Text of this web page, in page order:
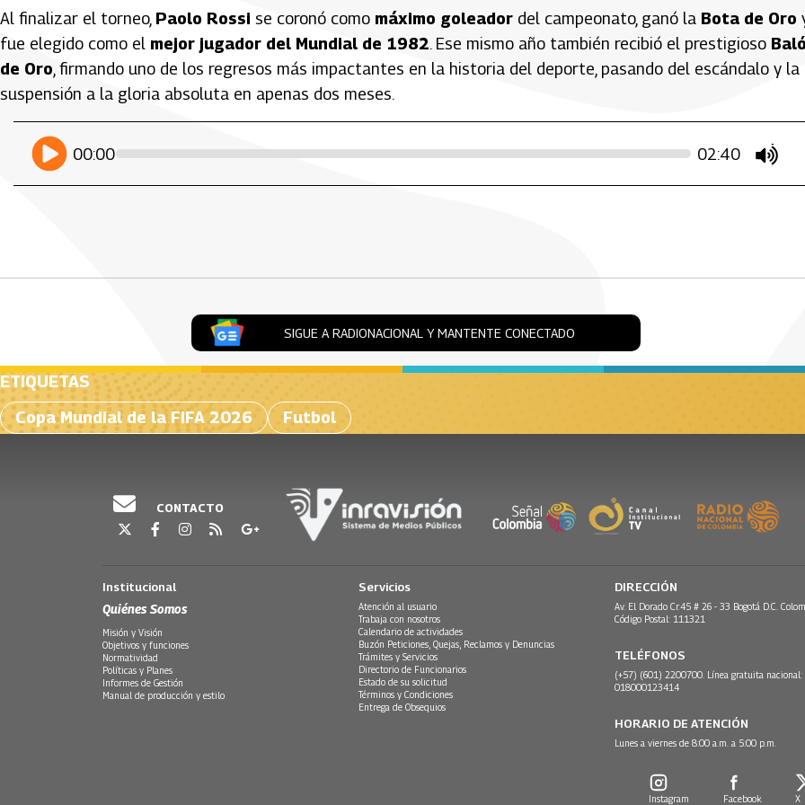
Al finalizar el torneo, Paolo Rossi se coronó como máximo goleador del campeonato, ganó la Bota de Oro
fue elegido como el mejor jugador del Mundial de 1982. Ese mismo año también recibió el prestigioso
de Oro , firmando uno de los regresos más impactantes en la historia del deporte, pasando del escándalo y la
suspensión a la gloria absoluta en apenas dos meses.
Artículos Player
Player Articulos
play
mute
00:00 02:40
SIGUE A RADIONACIONAL Y MANTENTE CONECTADO
ETIQUETAS
Copa Mundial de la FIFA 2026
Futbol
CONTACTO
Institucional
Quiénes Somos
Misión y Visión
Objetivos y funciones
Normatividad
Políticas y Planes
Informes de Gestión
Manual de producción y estilo
Servicios
Atención al usuario
Trabaja con nosotros
Calendario de actividades
Buzón Peticiones, Quejas, Reclamos y Denuncias
Trámites y Servicios
Directorio de Funcionarios
Estado de su solicitud
Términos y Condiciones
Entrega de Obsequios
DIRECCIÓN
Av. El Dorado Cr.45 # 26 - 33 Bogotá D.C.
Código Postal: 111321
TELÉFONOS
(+57) (601) 2200700. Línea gratuita nacional:
018000123414
HORARIO DE ATENCIÓN
Lunes a viernes de 8:00 a.m. a 5:00 p.m.
Instagram Facebook X